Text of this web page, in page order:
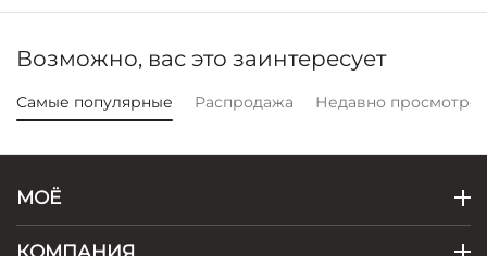
Возможно, вас это заинтересует
Самые популярные Распродажа Недавно
МОЁ